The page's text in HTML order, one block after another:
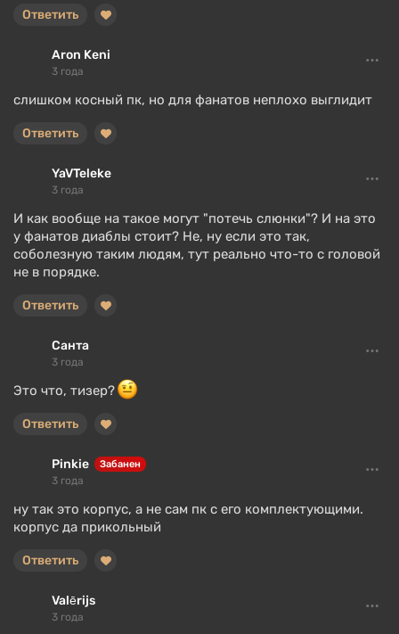
Ответить
Aron Keni
3 года
слишком косный пк, но для фанатов неплохо выглидит
Ответить
YaVTeleke
3 года
И как вообще на такое могут "потечь слюнки"? И на это
у фанатов диаблы стоит? Не, ну если это так,
соболезную таким людям, тут реально что-то с головой
не в порядке.
Ответить
Санта
3 года
Это что, тизер?
Ответить
Pinkie Забанен
3 года
ну так это корпус, а не сам пк с его комплектующими.
корпус да прикольный
Ответить
Valērijs
3 года